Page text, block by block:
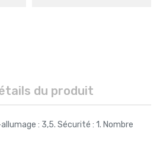
du produit
: 3,5. Sécurité : 1. Nombre